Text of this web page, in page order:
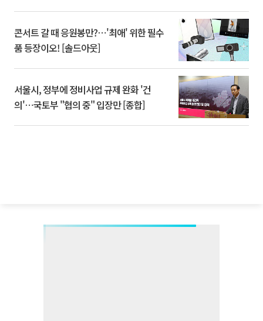
콘서트 갈 때 응원봉만?⋯'최애' 위한 필수
품 등장이오! [솔드아웃]
서울시, 정부에 정비사업 규제 완화 '건
의'⋯국토부 "협의 중" 입장만 [종합]